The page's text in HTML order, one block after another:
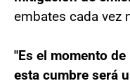
embates cada vez
"Es el momento
esta cumbre será